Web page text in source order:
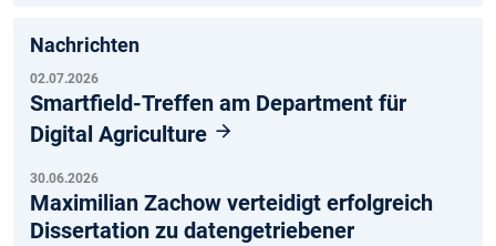
Nachrichten
02.07.2026
Smartfield-Treffen am Department für
Digital Agriculture
30.06.2026
Maximilian Zachow verteidigt erfolgreich
Dissertation zu datengetriebener